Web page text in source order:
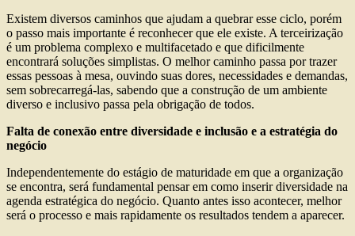
Existem diversos caminhos que ajudam a quebrar esse ciclo, porém
o passo mais importante é reconhecer que ele existe. A terceirização
é um problema complexo e multifacetado e que dificilmente
encontrará soluções simplistas. O melhor caminho passa por trazer
essas pessoas à mesa, ouvindo suas dores, necessidades e demandas,
sem sobrecarregá-las, sabendo que a construção de um ambiente
diverso e inclusivo passa pela obrigação de todos.
Falta de conexão entre diversidade e inclusão e a estratégia do
negócio
Independentemente do estágio de maturidade em que a organização
se encontra, será fundamental pensar em como inserir diversidade na
agenda estratégica do negócio. Quanto antes isso acontecer, melhor
será o processo e mais rapidamente os resultados tendem a aparecer.